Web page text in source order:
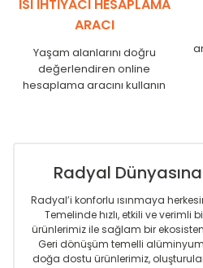
ISI İHTİYACI HESAPLAMA
ARACI
Yaşam alanlarını doğru
değerlendiren online
hesaplama aracını kullanın
Radyal
Radyal’i konforlu ısınmaya
Temelinde hızlı, etkili ve verimli
ürünlerimiz ile sağlam bir
Geri dönüşüm temelli
doğa dostu ürünlerimiz,